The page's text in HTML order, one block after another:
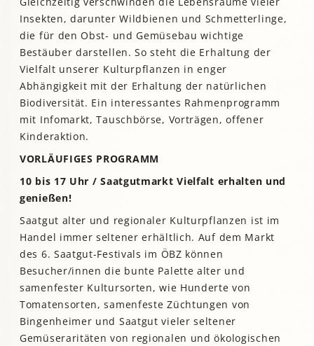
Insekten, darunter Wildbienen und Schmetterlinge,
die für den Obst- und Gemüsebau wichtige
Bestäuber darstellen. So steht die Erhaltung der
Vielfalt unserer Kulturpflanzen in enger
Abhängigkeit mit der Erhaltung der natürlichen
Biodiversität. Ein interessantes Rahmenprogramm
mit Infomarkt, Tauschbörse, Vorträgen, offener
Kinderaktion.
VORLÄUFIGES PROGRAMM
10 bis 17 Uhr / Saatgutmarkt Vielfalt erhalten und
genießen!
Saatgut alter und regionaler Kulturpflanzen ist im
Handel immer seltener erhältlich. Auf dem Markt
des 6. Saatgut-Festivals im ÖBZ können
Besucher/innen die bunte Palette alter und
samenfester Kultursorten, wie Hunderte von
Tomatensorten, samenfeste Züchtungen von
Bingenheimer und Saatgut vieler seltener
Gemüseraritäten von regionalen und ökologischen